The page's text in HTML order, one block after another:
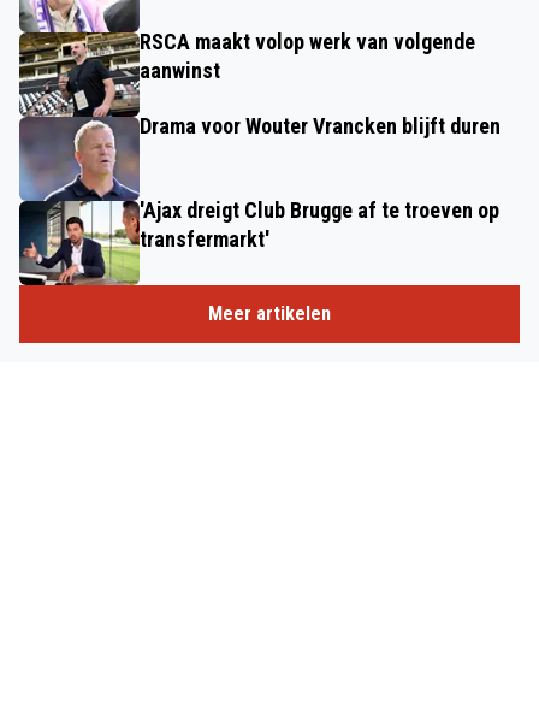
RSCA maakt volop werk van volgende
aanwinst
Drama voor Wouter Vrancken blijft duren
'Ajax dreigt Club Brugge af te troeven op
transfermarkt'
Meer artikelen